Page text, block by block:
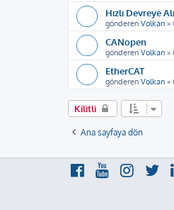
Hızlı Devreye
gönderen Volkan »
CANopen
gönderen Volkan »
EtherCAT
gönderen Volkan »
Kilitli
Ana sayfaya dön